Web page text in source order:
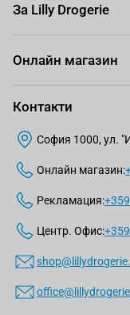
За Lilly Drogerie
Онлайн магазин
Контакти
София 1000, ул.
Онлайн магазин:
Рекламация:
Центр. Офис: